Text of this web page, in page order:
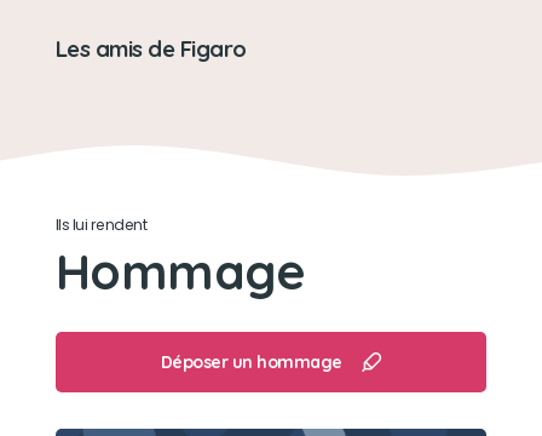
Très doux et très câlin
Balle fil à coudre
Son loisir préféré
Ce balladé
Les amis de Figaro
Ils lui rendent
Hommage
Déposer un hommage